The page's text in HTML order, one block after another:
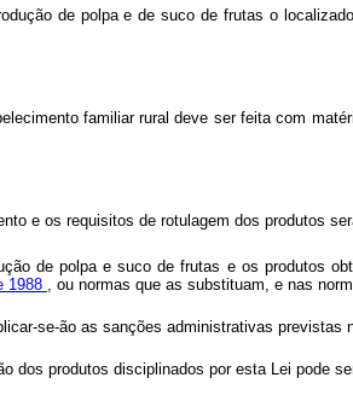
de polpa e de suco de frutas o
familiar rural deve ser feita com
e os requisitos de rotulagem dos produtos
de polpa e suco de frutas e os produtos
1988 , ou normas que as substituam, e nas
se-ão as sanções administrativas previstas
dos produtos disciplinados por esta Lei pode